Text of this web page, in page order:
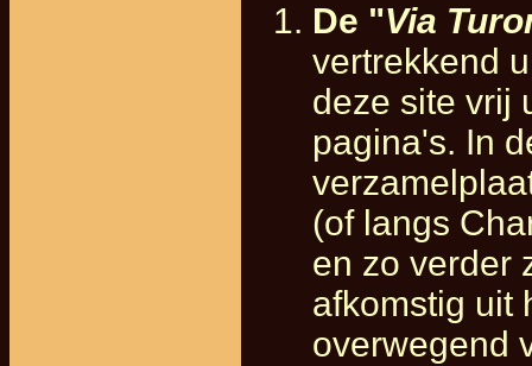
De "Via
vertrekkend
deze site vrij
pagina's. In
(of langs
en zo verder
afkomstig uit
overwegend